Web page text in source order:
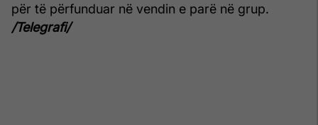
për të përfunduar në vendin e parë në grup.
/Telegrafi/